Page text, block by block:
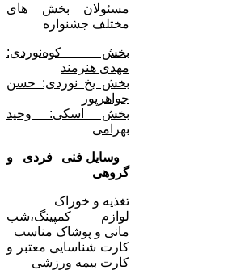
مسئولان بخش های
مختلف جشنواره
بخش کوه‌‌نوردی:
مهدی هنرمند
بخش یخ نوردی: حسن
جواهرپور
بخش اسکی: وحید
بهرامی
وسایل فنی فردی و
گروهی
تغذیه و خوراک
لوازم کمپینگ،شب
مانی و پوشاک مناسب
کارت شناسایی معتبر و
کارت بیمه ورزشی